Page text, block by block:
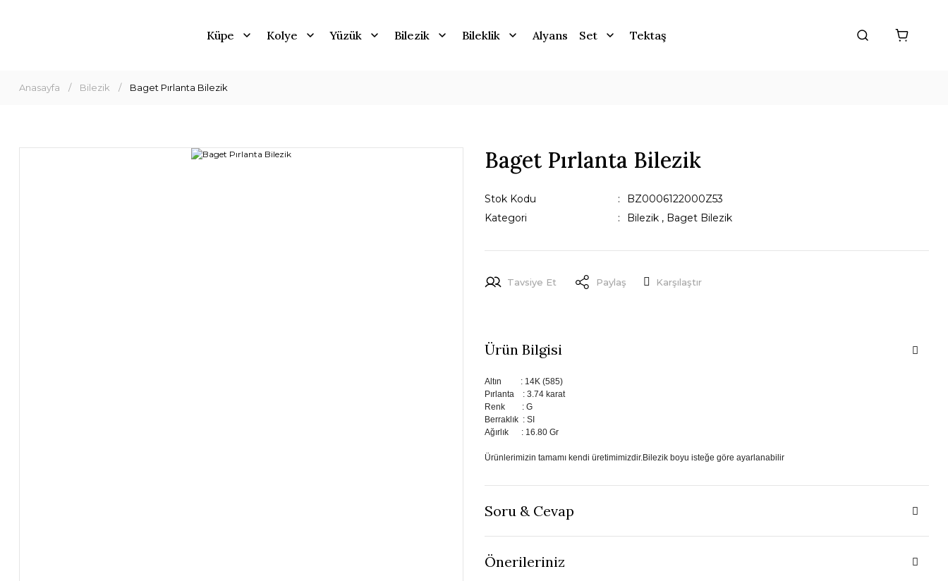
Küpe Kolye Yüzük Bilezik Bileklik Alyans Set Tektaş
Anasayfa Bilezik Baget Pırlanta Bilezik
Baget Pırlanta Bilezik
Stok Kodu
BZ0006122000Z53
Kategori
Bilezik , Baget Bilezik
Tavsiye Et Paylaş Karşılaştır
Ürün Bilgisi
Altın : 14K (585)
Pırlanta : 3.74 karat
Renk : G
Berraklık : SI
Ağırlık : 16.80 Gr
Ürünlerimizin tamamı kendi üretimimizdir.Bilezik boyu isteğe göre ayarlanabilir
Soru & Cevap
Önerileriniz